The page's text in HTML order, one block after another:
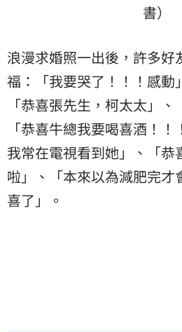
書）
浪漫求婚照一出後，許多好
福：「我要哭了！！！感動
「恭喜張先生，柯太太」、
「恭喜牛總我要喝喜酒！
我常在電視看到她」、「恭
啦」、「本來以為減肥完才
喜了」。